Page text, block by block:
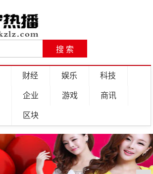
财经 娱乐 科技
企业 游戏 商讯
区块